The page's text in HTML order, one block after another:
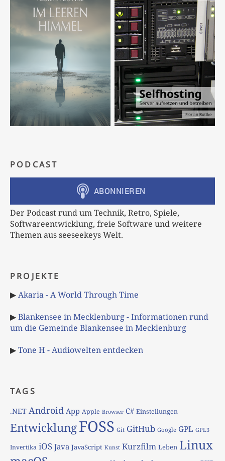
PODCAST
Der Podcast rund um Technik, Retro, Spiele,
Softwareentwicklung, freie Software und weitere
Themen aus seeseekeys Welt.
PROJEKTE
▶Akaria - A World Through Time
▶Blankensee in Mecklenburg - Informationen rund
um die Gemeinde Blankensee in Mecklenburg
▶Tone H - Audiowelten entdecken
TAGS
.NET Android App Apple Browser C# Einstellungen
EntwicklungFOSS Git GitHub Google GPL GPL3
Invertika iOS Java JavaScript Kunst Kurzfilm Leben Linux